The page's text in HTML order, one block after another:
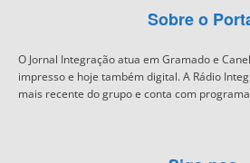
Sobre o
O Jornal Integração atua em Gramado e
impresso e hoje também digital. A Rádio
mais recente do grupo e conta com